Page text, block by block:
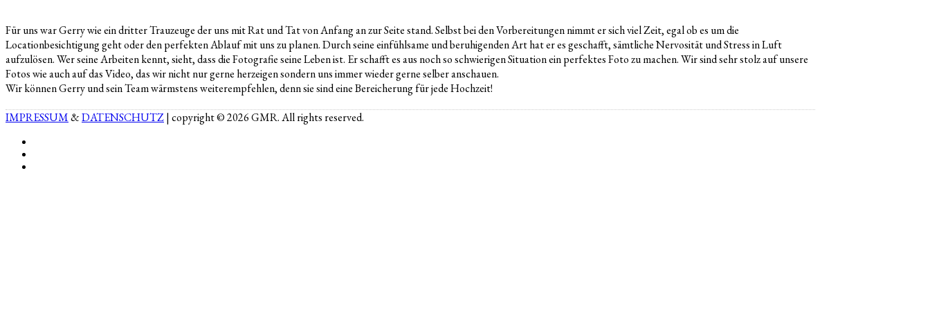
Für uns war Gerry wie ein dritter Trauzeuge der uns mit Rat und Tat von Anfang an zur Seite stand. Selbst bei den Vorbereitungen nimmt er sich viel Zeit, egal ob es um die
Locationbesichtigung geht oder den perfekten Ablauf mit uns zu planen. Durch seine einfühlsame und beruhigenden Art hat er es geschafft, sämtliche Nervosität und Stress in Luft
aufzulösen. Wer seine Arbeiten kennt, sieht, dass die Fotografie seine Leben ist. Er schafft es aus noch so schwierigen Situation ein perfektes Foto zu machen. Wir sind sehr stolz auf unsere
Fotos wie auch auf das Video, das wir nicht nur gerne herzeigen sondern uns immer wieder gerne selber anschauen.
Wir können Gerry und sein Team wärmstens weiterempfehlen, denn sie sind eine Bereicherung für jede Hochzeit!
IMPRESSUM&DATENSCHUTZ| copyright © 2026 GMR. All rights reserved.